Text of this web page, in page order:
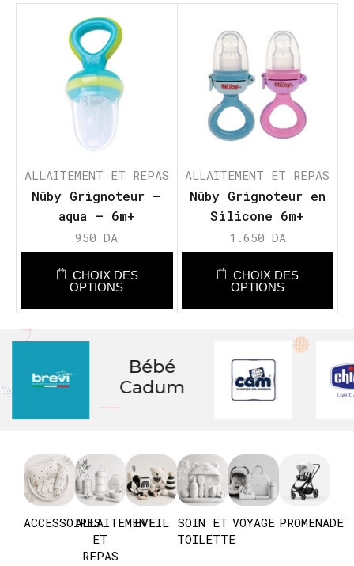
ALLAITEMENT ET REPAS
Nûby Grignoteur –
aqua – 6m+
950DA
CHOIX DES
OPTIONS
ALLAITEMENT ET REPAS
Nûby Grignoteur en
Silicone 6m+
1.650 DA
CHOIX DES
OPTIONS
Bébé
Cadum
ACCESSOIRESALLAITEMENT
ET
REPAS
EVEIL SOIN ET
TOILETTE
VOYAGE PROMENADE